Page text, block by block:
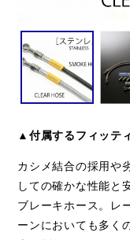
▲付属するフィッテ
カシメ結合の採用や
しての確かな性能と
ブレーキホース。レ
ーンにおいても多く